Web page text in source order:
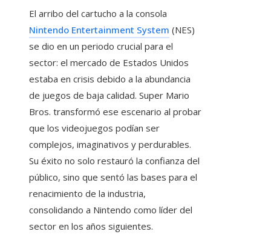
El arribo del cartucho a la consola
Nintendo Entertainment System (NES)
se dio en un periodo crucial para el
sector: el mercado de Estados Unidos
estaba en crisis debido a la abundancia
de juegos de baja calidad. Super Mario
Bros. transformó ese escenario al probar
que los videojuegos podían ser
complejos, imaginativos y perdurables.
Su éxito no solo restauró la confianza del
público, sino que sentó las bases para el
renacimiento de la industria,
consolidando a Nintendo como líder del
sector en los años siguientes.